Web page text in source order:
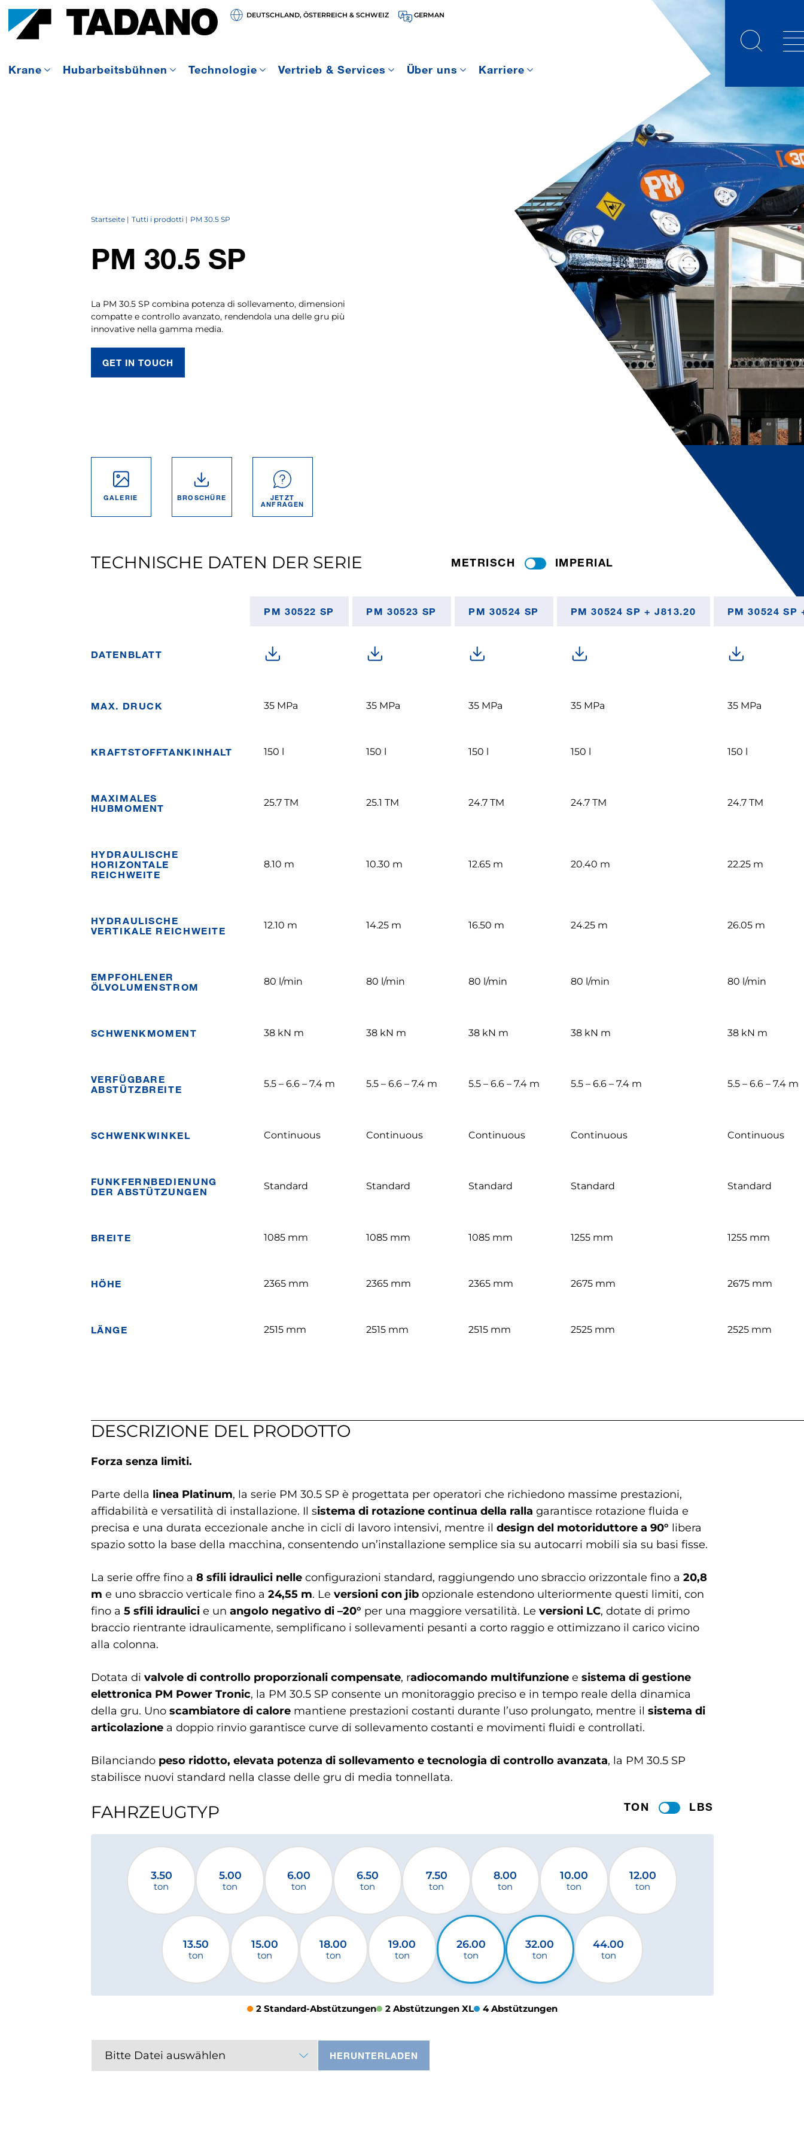
DEUTSCHLAND, ÖSTERREICH & SCHWEIZ GERMAN
Krane Hubarbeitsbühnen Technologie Vertrieb & Services Über uns Karriere
Startseite Tutti i prodotti PM 30.5 SP
PM 30.5 SP
La PM 30.5 SP combina potenza di sollevamento, dimensioni
compatte e controllo avanzato, rendendola una delle gru più
innovative nella gamma media.
GET IN TOUCH
GALERIE BROSCHÜRE JETZT
ANFRAGEN
TECHNISCHE DATEN DER SERIE METRISCH IMPERIAL
PM 30522 SP PM 30523 SP PM 30524 SP PM 30524 SP + J813.20 PM 30524 SP
DATENBLATT
MAX. DRUCK 35 MPa 35 MPa 35 MPa 35 MPa 35 MPa
KRAFTSTOFFTANKINHALT 150 l 150 l 150 l 150 l 150 l
MAXIMALES
HUBMOMENT
25.7 TM 25.1 TM 24.7 TM 24.7 TM 24.7 TM
HYDRAULISCHE
HORIZONTALE
REICHWEITE
8.10 m 10.30 m 12.65 m 20.40 m 22.25 m
HYDRAULISCHE
VERTIKALE REICHWEITE
12.10 m 14.25 m 16.50 m 24.25 m 26.05 m
EMPFOHLENER
ÖLVOLUMENSTROM
80 l/min 80 l/min 80 l/min 80 l/min 80 l/min
SCHWENKMOMENT 38 kN m 38 kN m 38 kN m 38 kN m 38 kN m
VERFÜGBARE
ABSTÜTZBREITE
5.5 – 6.6 – 7.4 m 5.5 – 6.6 – 7.4 m 5.5 – 6.6 – 7.4 m 5.5 – 6.6 – 7.4 m 5.5 – 6.6 – 7.4 m
SCHWENKWINKEL Continuous Continuous Continuous Continuous Continuous
FUNKFERNBEDIENUNG
DER ABSTÜTZUNGEN
Standard Standard Standard Standard Standard
BREITE 1085 mm 1085 mm 1085 mm 1255 mm 1255 mm
HÖHE 2365 mm 2365 mm 2365 mm 2675 mm 2675 mm
LÄNGE 2515 mm 2515 mm 2515 mm 2525 mm 2525 mm
DESCRIZIONE DEL PRODOTTO
Forza senza limiti.
Parte della linea Platinum, la serie PM 30.5 SP è progettata per operatori che richiedono massime prestazioni,
affidabilità e versatilità di installazione. Il sistema di rotazione continua della ralla garantisce rotazione fluida e
precisa e una durata eccezionale anche in cicli di lavoro intensivi, mentre il design del motoriduttore a 90° libera
spazio sotto la base della macchina, consentendo un’installazione semplice sia su autocarri mobili sia su basi fisse.
La serie offre fino a 8 sfili idraulici nelleconfigurazioni standard, raggiungendo uno sbraccio orizzontale fino a 20,8
m e uno sbraccio verticale fino a 24,55 m. Le versioni con jibopzionale estendono ulteriormente questi limiti, con
fino a 5 sfili idraulicie un angolo negativo di –20° per una maggiore versatilità. Le versioni LC, dotate di primo
braccio rientrante idraulicamente, semplificano i sollevamenti pesanti a corto raggio e ottimizzano il carico vicino
alla colonna.
Dotata di valvole di controllo proporzionali compensate, radiocomando multifunzionee sistema di gestione
elettronica PM Power Tronic, la PM 30.5 SP consente un monitoraggio preciso e in tempo reale della dinamica
della gru. Uno scambiatore di caloremantiene prestazioni costanti durante l’uso prolungato, mentre il sistema di
articolazionea doppio rinvio garantisce curve di sollevamento costanti e movimenti fluidi e controllati.
Bilanciando peso ridotto, elevata potenza di sollevamento e tecnologia di controllo avanzata, la PM 30.5 SP
stabilisce nuovi standard nella classe delle gru di media tonnellata.
FAHRZEUGTYP TON LBS
3.50
ton
5.00
ton
6.00
ton
6.50
ton
7.50
ton
8.00
ton
10.00
ton
12.00
ton
13.50
ton
15.00
ton
18.00
ton
19.00
ton
26.00
ton
32.00
ton
44.00
ton
2 Standard-Abstützungen 2 Abstützungen XL 4 Abstützungen
Bitte Datei auswählen HERUNTERLADEN